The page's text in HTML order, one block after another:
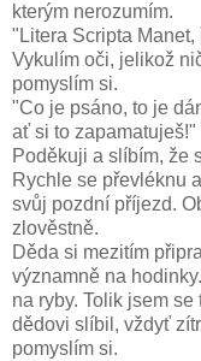
kterým nerozumím.
"Litera Scripta
Vykulím oči, jelikož
pomyslím si.
"Co je psáno, to je
ať si to zapamatuješ!"
Poděkuji a slíbím, že
Rychle se převléknu
svůj pozdní příjezd.
zlověstně.
Děda si mezitím
významně na
na ryby. Tolik jsem
dědovi slíbil, vždyť
pomyslím si.